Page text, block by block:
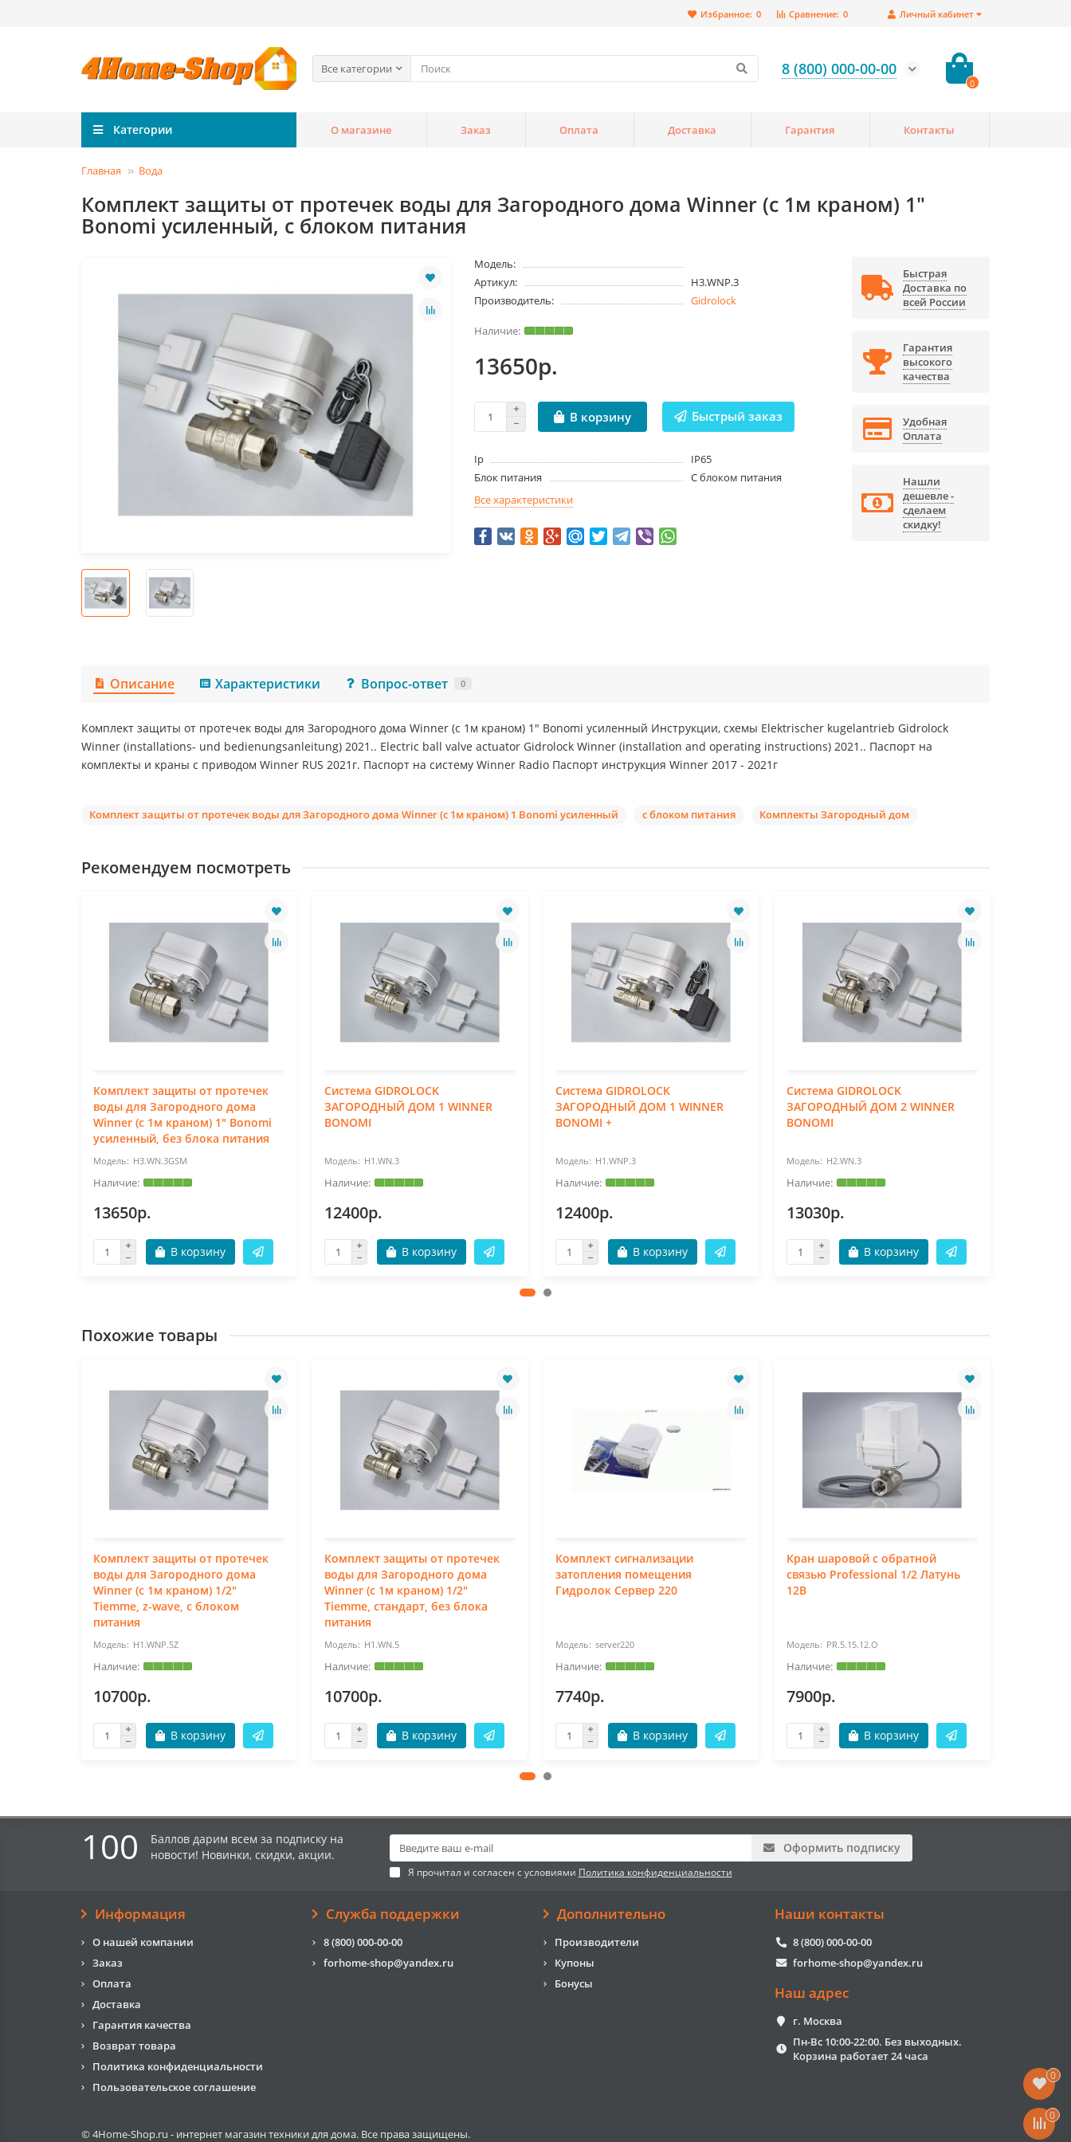
Личный кабинет
Сравнение: 0
Избранное: 0
Все категории 8 (800) 000-00-00
0
Категории О магазине Заказ Оплата Доставка Гарантия Контакты
Главная Вода
Комплект защиты от протечек воды для Загородного дома Winner (с 1м краном) 1"
Bonomi усиленный, с блоком питания
Модель:
Артикул:
H3.WNP.3
Производитель:
Gidrolock
13650р.
В корзину Быстрый заказ
Ip
IP65
Блок питания
С блоком питания
Все характеристики
Быстрая
Доставка по
всей России
Гарантия
высокого
качества
Удобная
Оплата
Нашли
дешевле -
сделаем
скидку!
Описание Характеристики Вопрос-ответ 0
Комплект защиты от протечек воды для Загородного дома Winner (с 1м краном) 1" Bonomi усиленный Инструкции, схемы Elektrischer kugelantrieb Gidrolock
Winner (installations- und bedienungsanleitung) 2021.. Electric ball valve actuator Gidrolock Winner (installation and operating instructions) 2021.. Паспорт на
комплекты и краны с приводом Winner RUS 2021г. Паспорт на систему Winner Radio Паспорт инструкция Winner 2017 - 2021г
Комплект защиты от протечек воды для Загородного дома Winner (с 1м краном) 1 Bonomi усиленный с блоком питания Комплекты Загородный дом
Рекомендуем посмотреть
Комплект защиты от протечек
воды для Загородного дома
Winner (с 1м краном) 1" Bonomi
усиленный, без блока питания
H3.WN.3GSM
13650р.
В корзину
Система GIDROLOCK
ЗАГОРОДНЫЙ ДОМ 1 WINNER
BONOMI
H1.WN.3
12400р.
В корзину
Система GIDROLOCK
ЗАГОРОДНЫЙ ДОМ 1 WINNER
BONOMI +
H1.WNP.3
12400р.
В корзину
Система GIDROLOCK
ЗАГОРОДНЫЙ ДОМ 2 WINNER
BONOMI
H2.WN.3
13030р.
В корзину
Похожие товары
Комплект защиты от протечек
воды для Загородного дома
Winner (с 1м краном) 1/2"
Tiemme, z-wave, с блоком
питания
H1.WNP.5Z
10700р.
В корзину
Комплект защиты от протечек
воды для Загородного дома
Winner (с 1м краном) 1/2"
Tiemme, стандарт, без блока
питания
H1.WN.5
10700р.
В корзину
Комплект сигнализации
затопления помещения
Гидролок Сервер 220
server220
7740р.
В корзину
Кран шаровой с обратной
связью Professional 1/2 Латунь
12В
PR.5.15.12.O
7900р.
В корзину
100
Баллов дарим всем за подписку на
новости! Новинки, скидки, акции.
Оформить подписку
Я прочитал и согласен с условиями Политика конфиденциальности
Информация
О нашей компании
Заказ
Оплата
Доставка
Гарантия качества
Возврат товара
Политика конфиденциальности
Пользовательское соглашение
Служба поддержки
8 (800) 000-00-00
forhome-shop@yandex.ru
Дополнительно
Производители
Купоны
Бонусы
Наши контакты
8 (800) 000-00-00
forhome-shop@yandex.ru
Наш адрес
г. Москва
Пн-Вс 10:00-22:00. Без выходных.
Корзина работает 24 часа
© 4Home-Shop.ru - интернет магазин техники для дома. Все права защищены.
0
0